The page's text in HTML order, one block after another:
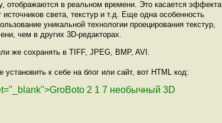
отображаются в реальном времени. Это касается эффекта
источников света, текстур и т.д. Еще одна особенность
уникальной технологии проецирования текстур,
чем в других 3D-редакторах.
же сохранять в TIFF, JPEG, BMP, AVI.
установить к себе на блог или сайт, вот HTML код:
2 1 7 необычный 3D